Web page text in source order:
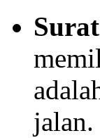
jalan.